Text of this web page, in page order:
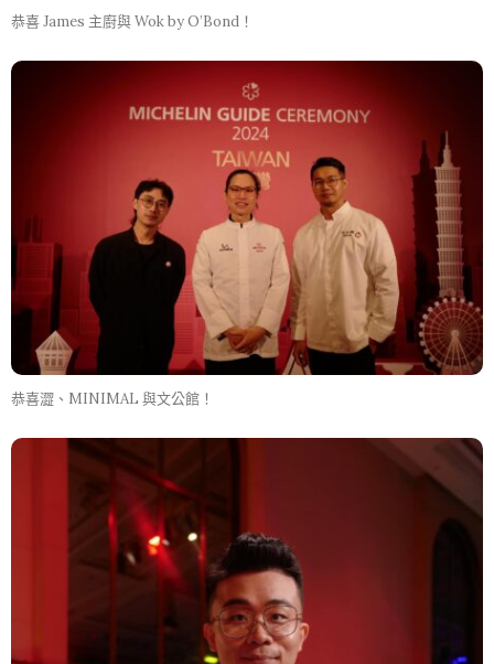
恭喜 James 主廚與 Wok by O’Bond！
恭喜澀、MINIMAL 與文公館！